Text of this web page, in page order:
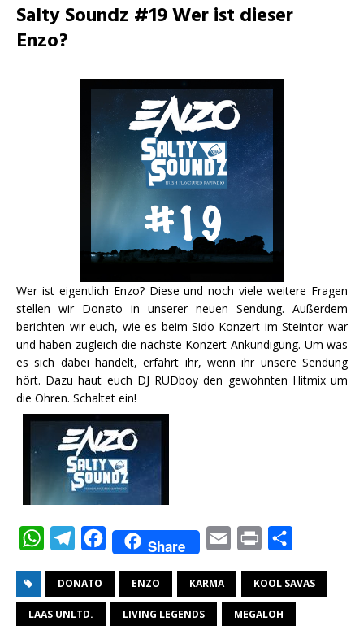
Salty Soundz #19 Wer ist dieser
Enzo?
Wer ist eigentlich Enzo? Diese und noch viele weitere Fragen
stellen wir Donato in unserer neuen Sendung. Außerdem
berichten wir euch, wie es beim Sido-Konzert im Steintor war
und haben zugleich die nächste Konzert-Ankündigung. Um was
es sich dabei handelt, erfahrt ihr, wenn ihr unsere Sendung
hört. Dazu haut euch DJ RUDboy den gewohnten Hitmix um
die Ohren. Schaltet ein!
W
t
l
e
Share
i
n
i
DONATO ENZO KARMA KOOL SAVAS
LAAS UNLTD. LIVING LEGENDS MEGALOH